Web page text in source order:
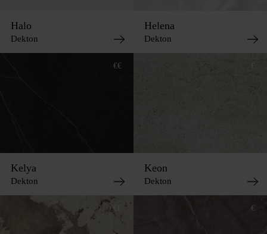
Halo
Dekton
Helena
Dekton
€€
Kelya
Dekton
€
Keon
Dekton
€€€ €